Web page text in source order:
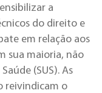
a
do direito e
em relação aos
sua maioria, não
(SUS). As
reivindicam o